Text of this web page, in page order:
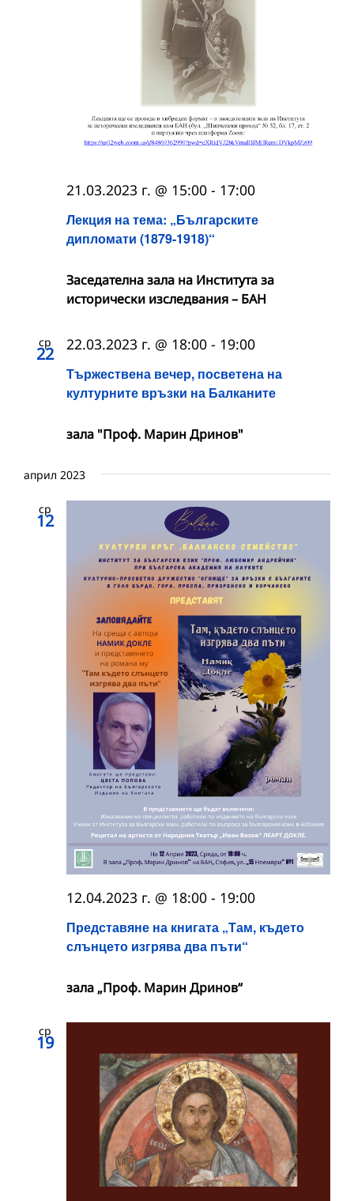
Лекция на тема: „Българските
дипломати (1879-1918)“
21.03.2023 г. @ 15:00 - 17:00
Заседателна зала на Института за
исторически изследвания – БАН
ср
22
Тържествена вечер, посветена на
културните връзки на Балканите
22.03.2023 г. @ 18:00 - 19:00
зала "Проф. Марин Дринов"
април 2023
ср
12
Представяне на книгата „Там, където
слънцето изгрява два пъти“
12.04.2023 г. @ 18:00 - 19:00
зала „Проф. Марин Дринов“
ср
19